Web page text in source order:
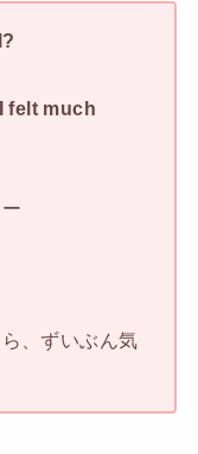
felt much
、ずいぶん気